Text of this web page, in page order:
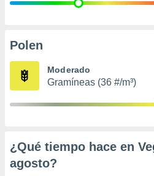
publicidad
de
Polen
Moderado
Gramíneas (36 #/m³)
¿Qué tiempo hace en
agosto?